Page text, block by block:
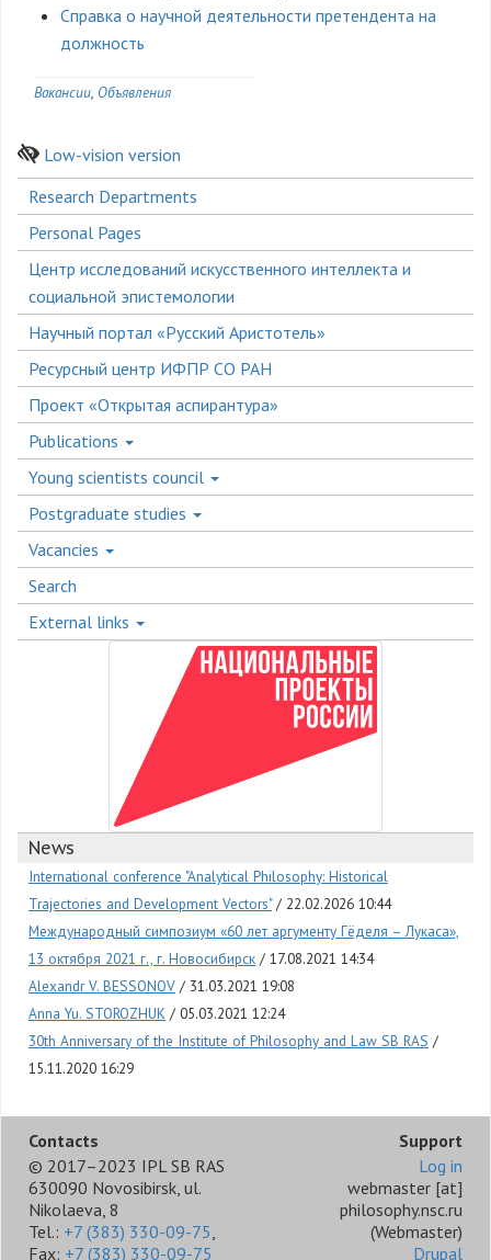
Справка о научной деятельности претендента на
должность
Вакансии Объявления
Low-vision version
Боковое
меню
Research Departments
Personal Pages
Центр исследований искусственного интеллекта и
социальной эпистемологии
Научный портал «Русский Аристотель»
Ресурсный центр ИФПР СО РАН
Проект «Открытая аспирантура»
Publications
Young scientists council
Postgraduate studies
Vacancies
Search
External links
News
International conference "Analytical Philosophy: Historical
Trajectories and Development Vectors"
22.02.2026 10:44
Международный симпозиум «60 лет аргументу Гёделя – Лукаса»,
13 октября 2021 г., г. Новосибирск
17.08.2021 14:34
Alexandr V. BESSONOV
31.03.2021 19:08
Anna Yu. STOROZHUK
05.03.2021 12:24
30th Anniversary of the Institute of Philosophy and Law SB RAS
15.11.2020 16:29
Contacts
© 2017–2023 IPL SB RAS
630090 Novosibirsk, ul.
Nikolaeva, 8
Tel.: +7 (383) 330-09-75,
Fax: +7 (383) 330-09-75
Support
Log in
webmaster [at]
philosophy.nsc.ru
(Webmaster)
Drupal